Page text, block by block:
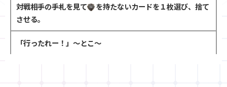
対戦相手の手札を見て
を持たないカードを１枚選び、捨て
させる。
「行ったれー！」～とこ～